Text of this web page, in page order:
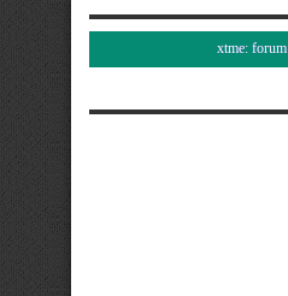
xtme: forum